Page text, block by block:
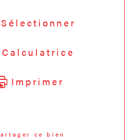
Sélectionner
Calculatrice
Imprimer
Partager ce bien